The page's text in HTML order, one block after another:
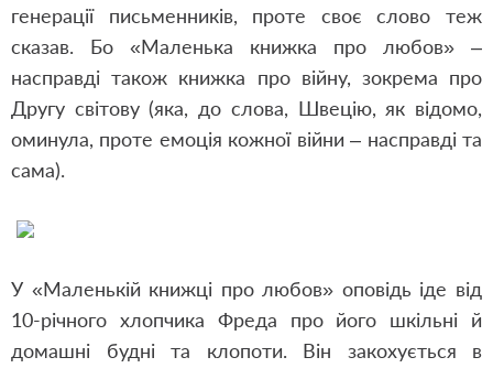
генерації письменників, проте своє слово теж
сказав. Бо «Маленька книжка про любов» –
насправді також книжка про війну, зокрема про
Другу світову (яка, до слова, Швецію, як відомо,
оминула, проте емоція кожної війни – насправді та
сама).
У «Маленькій книжці про любов» оповідь іде від
10-річного хлопчика Фреда про його шкільні й
домашні будні та клопоти. Він закохується в